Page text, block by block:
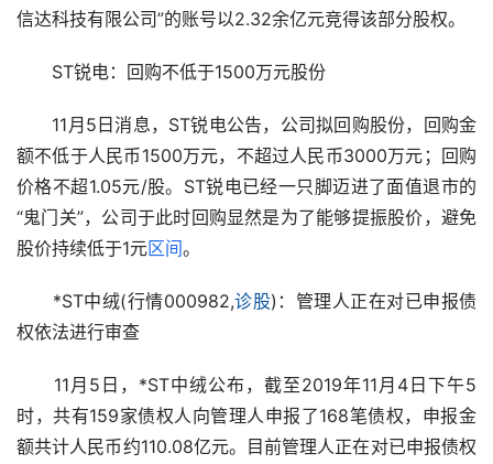
信达科技有限公司”的账号以2.32余亿元竞得该部分股权。
ST锐电：回购不低于1500万元股份
11月5日消息，ST锐电公告，公司拟回购股份，回购金
额不低于人民币1500万元，不超过人民币3000万元；回购
价格不超1.05元/股。ST锐电已经一只脚迈进了面值退市的
“鬼门关”，公司于此时回购显然是为了能够提振股价，避免
股价持续低于1元区间。
*ST中绒(行情000982,诊股)：管理人正在对已申报债
权依法进行审查
11月5日，*ST中绒公布，截至2019年11月4日下午5
时，共有159家债权人向管理人申报了168笔债权，申报金
额共计人民币约110.08亿元。目前管理人正在对已申报债权